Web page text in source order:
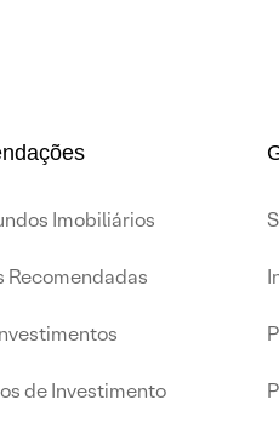
Imobiliários
Recomendadas
de Investimento